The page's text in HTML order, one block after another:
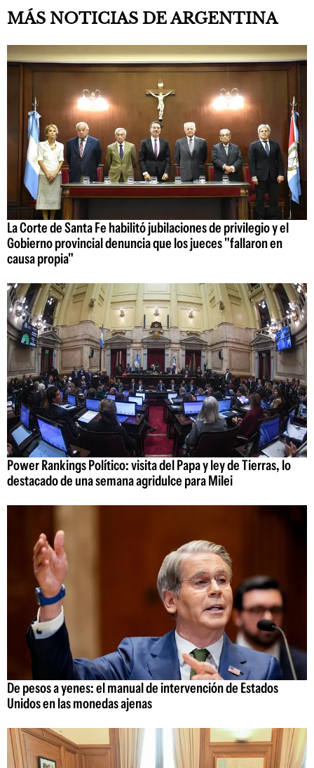
MÁS NOTICIAS DE ARGENTINA
La Corte de Santa Fe habilitó jubilaciones de privilegio y el
Gobierno provincial denuncia que los jueces "fallaron en
causa propia"
Power Rankings Político: visita del Papa y ley de Tierras, lo
destacado de una semana agridulce para Milei
De pesos a yenes: el manual de intervención de Estados
Unidos en las monedas ajenas